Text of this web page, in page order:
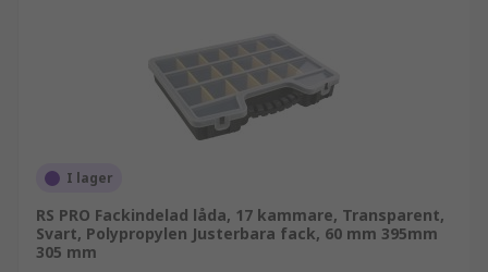
I lager
RS PRO Fackindelad låda, 17 kammare, Transparent,
Svart, Polypropylen Justerbara fack, 60 mm 395mm
305 mm